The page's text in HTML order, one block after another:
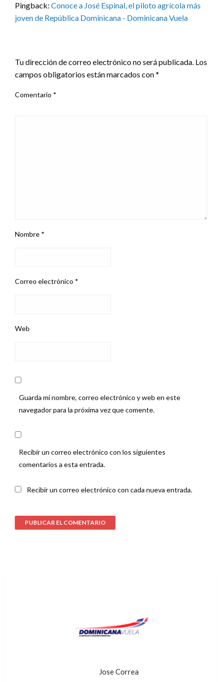
Pingback: Conoce a José Espinal, el piloto agrícola más
joven de República Dominicana - Dominicana Vuela
Tu dirección de correo electrónico no será publicada. Los
campos obligatorios están marcados con*
Comentario *
Nombre *
Correo electrónico *
Web
Guarda mi nombre, correo electrónico y web en este
navegador para la próxima vez que comente.
Recibir un correo electrónico con los siguientes
comentarios a esta entrada.
Recibir un correo electrónico con cada nueva entrada.
Jose Correa